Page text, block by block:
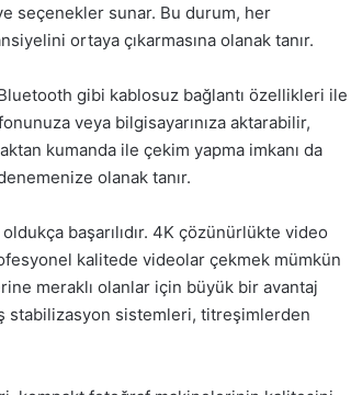
seçenekler sunar. Bu durum, her
ortaya çıkarmasına olanak tanır.
gibi kablosuz bağlantı özellikleri ile
veya bilgisayarınıza aktarabilir,
kumanda ile çekim yapma imkanı da
olanak tanır.
başarılıdır. 4K çözünürlükte video
kalitede videolar çekmek mümkün
meraklı olanlar için büyük bir avantaj
stabilizasyon sistemleri, titreşimlerden